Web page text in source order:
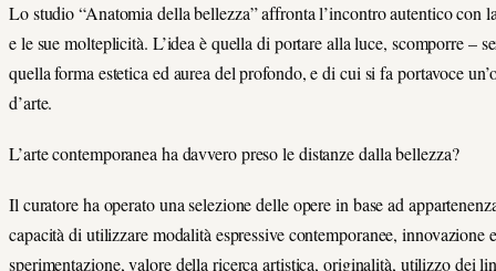
Lo studio “Anatomia della bellezza” affronta l’incontro autentico con
e le sue molteplicità. L’idea è quella di portare alla luce, scomporre –
quella forma estetica ed aurea del profondo, e di cui si fa portavoce
d’arte.
L’arte contemporanea ha davvero preso le distanze dalla bellezza?
Il curatore ha operato una selezione delle opere in base ad
capacità di utilizzare modalità espressive contemporanee, innovazione e
sperimentazione, valore della ricerca artistica, originalità, utilizzo dei